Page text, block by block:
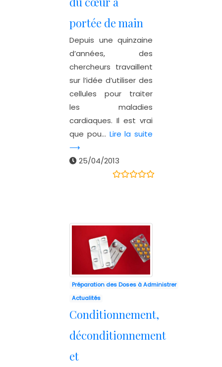
portée de main
Depuis une quinzaine
d’années, des
chercheurs travaillent
sur l’idée d’utiliser des
cellules pour traiter
les maladies
cardiaques. Il est vrai
que pou... Lire la suite
⟶
25/04/2013
Préparation des Doses à Administrer
Actualités
Conditionnement,
déconditionnement
et